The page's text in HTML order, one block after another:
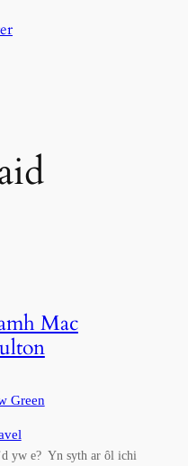
Mac
Green
yw e? Yn syth ar ôl ichi